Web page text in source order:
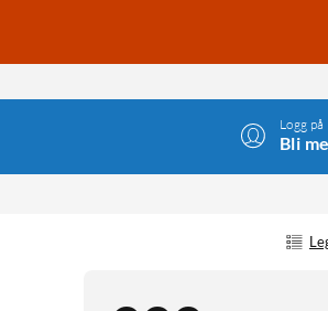
Logg på
Bli